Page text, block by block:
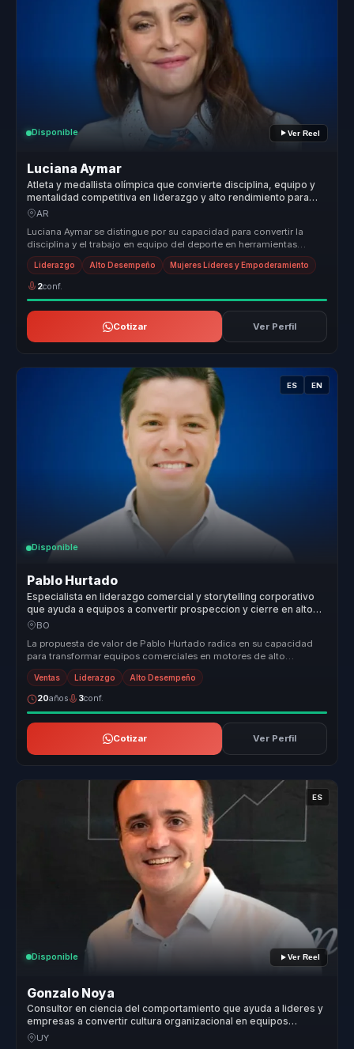
Disponible Ver Reel
Luciana Aymar
Atleta y medallista olímpica que convierte disciplina, equipo y
mentalidad competitiva en liderazgo y alto rendimiento para
organizaciones.
AR
Luciana Aymar se distingue por su capacidad para convertir la
disciplina y el trabajo en equipo del deporte en herramientas
poderosas par...
Liderazgo Alto Desempeño Mujeres Líderes y Empoderamiento
2conf.
Cotizar Ver Perfil
ES EN
Disponible
Pablo Hurtado
Especialista en liderazgo comercial y storytelling corporativo
que ayuda a equipos a convertir prospeccion y cierre en alto
desempeno y resultados.
BO
La propuesta de valor de Pablo Hurtado radica en su capacidad
para transformar equipos comerciales en motores de alto
rendimiento. Con má...
Ventas Liderazgo Alto Desempeño
20años 3conf.
Cotizar Ver Perfil
ES
Disponible Ver Reel
Gonzalo Noya
Consultor en ciencia del comportamiento que ayuda a lideres y
empresas a convertir cultura organizacional en equipos
alineados, decisiones y alto desempeno.
UY